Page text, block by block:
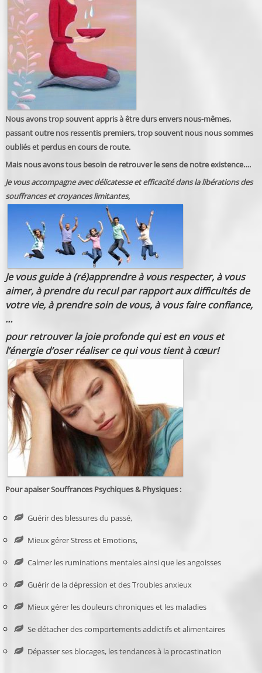
Nous avons trop souvent appris à être durs envers nous-mêmes,
passant outre nos ressentis premiers, trop souvent nous nous sommes
oubliés et perdus en cours de route.
Mais nous avons tous besoin de retrouver le sens de notre existence….
Je vous accompagne avec délicatesse et efficacité dans la libérations des
souffrances et croyances limitantes,
Je vous guide à (ré)apprendre à vous respecter, à vous
aimer, à prendre du recul par rapport aux difficultés de
votre vie, à prendre soin de vous, à vous faire confiance,
…
pour retrouver la joie profonde qui est en vous et
l’énergie d’oser réaliser ce qui vous tient à cœur!
Pour apaiser SouffrancesPsychiques & Physiques :
Guérir des blessures du passé,
Mieux gérer Stress et Emotions,
Calmer les ruminations mentales ainsi que les angoisses
Guérir de la dépression et des Troubles anxieux
Mieux gérer les douleurs chroniques et les maladies
Se détacher des comportements addictifs et alimentaires
Dépasser ses blocages, les tendances à la procastination